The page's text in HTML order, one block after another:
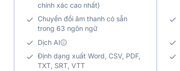
chính xác cao nhất)
Chuyển đổi âm thanh có sẵn
trong 63 ngôn ngữ
Dịch AI
Định dạng xuất Word, CSV, PDF,
TXT, SRT, VTT